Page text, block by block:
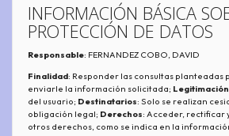
INFORMACIÓN BÁSICA
PROTECCIÓN DE DATOS
Responsable: FERNANDEZ COBO, DAVID
Finalidad: Responder las consultas planteadas
enviarle la información solicitada; Legitimación
del usuario; Destinatarios: Solo se realizan
obligación legal; Derechos: Acceder, rectificar
otros derechos, como se indica en la